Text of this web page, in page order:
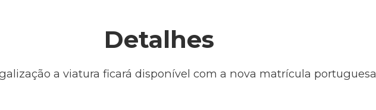
Detalhes
a viatura ficará disponível com a nova matrícula portuguesa